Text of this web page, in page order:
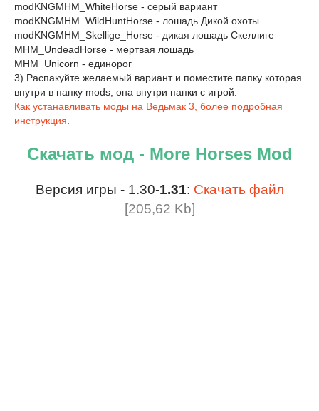
modKNGMHM_WhiteHorse - серый вариант
modKNGMHM_WildHuntHorse - лошадь Дикой охоты
modKNGMHM_Skellige_Horse - дикая лошадь Скеллиге
MHM_UndeadHorse - мертвая лошадь
MHM_Unicorn - единорог
3) Распакуйте желаемый вариант и поместите папку которая
внутри в папку mods, она внутри папки с игрой.
Как устанавливать моды на Ведьмак 3, более подробная
инструкция
Скачать мод - More Horses Mod
Версия игры - 1.30-1.31: Скачать файл
[205,62 Kb]